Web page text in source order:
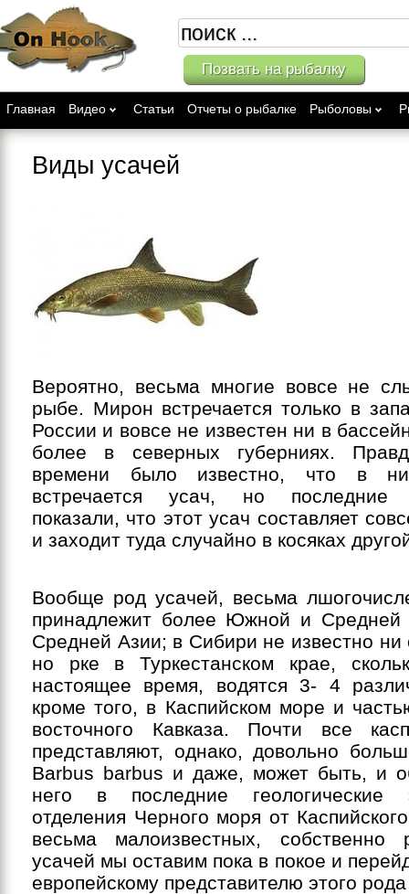
Позвать на рыбалку
Главная Видео Статьи Отчеты о рыбалке Рыболовы
Виды усачей
Вероятно, весьма многие вовсе не
рыбе. Мирон встречается только в
России и вовсе не известен ни в
более в северных губерниях.
времени было известно, что в
встречается усач, но последние
показали, что этот усач составляет
и заходит туда случайно в косяках
Вообще род усачей, весьма
принадлежит более Южной и Средней
Средней Азии; в Сибири не известно ни
но рке в Туркестанском крае,
настоящее время, водятся 3- 4
кроме того, в Каспийском море и
восточного Кавказа. Почти все
представляют, однако, довольно
Barbus barbus и даже, может быть, и
него в последние геологические
отделения Черного моря от
весьма малоизвестных, собственно
усачей мы оставим пока в покое и
европейскому представителю этого рода